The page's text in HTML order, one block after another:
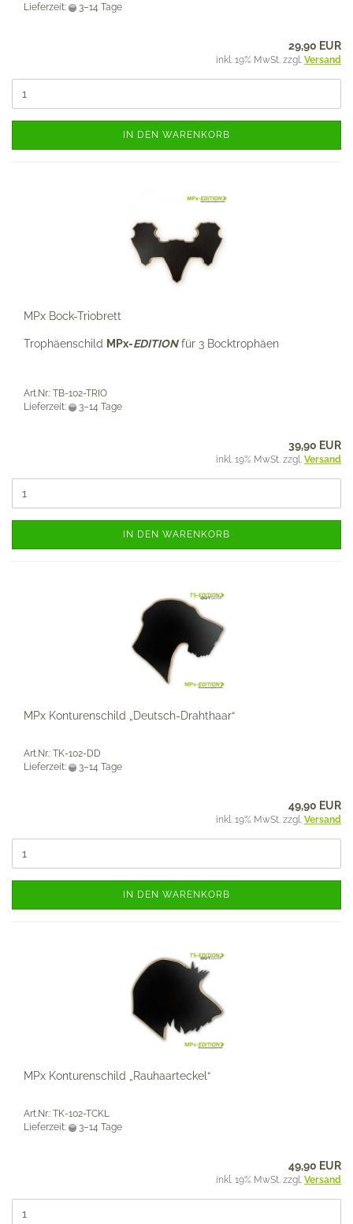
Lieferzeit:
3–14 Tage
29,90 EUR
inkl. 19% MwSt. zzgl. Versand
IN DEN WARENKORB
MPx Bock-Triobrett
Trophäenschild MPx-EDITIONfür 3 Bocktrophäen
Art.Nr.: TB-102-TRIO
Lieferzeit:
3–14 Tage
39,90 EUR
inkl. 19% MwSt. zzgl. Versand
IN DEN WARENKORB
MPx Konturenschild „Deutsch-Drahthaar“
Art.Nr.: TK-102-DD
Lieferzeit:
3–14 Tage
49,90 EUR
inkl. 19% MwSt. zzgl. Versand
IN DEN WARENKORB
MPx Konturenschild „Rauhaarteckel“
Art.Nr.: TK-102-TCKL
Lieferzeit:
3–14 Tage
49,90 EUR
inkl. 19% MwSt. zzgl. Versand